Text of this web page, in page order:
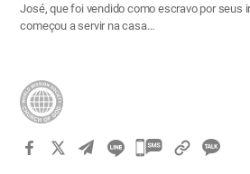
José, que foi vendido como escravo por seus
começou a servir na casa…
카